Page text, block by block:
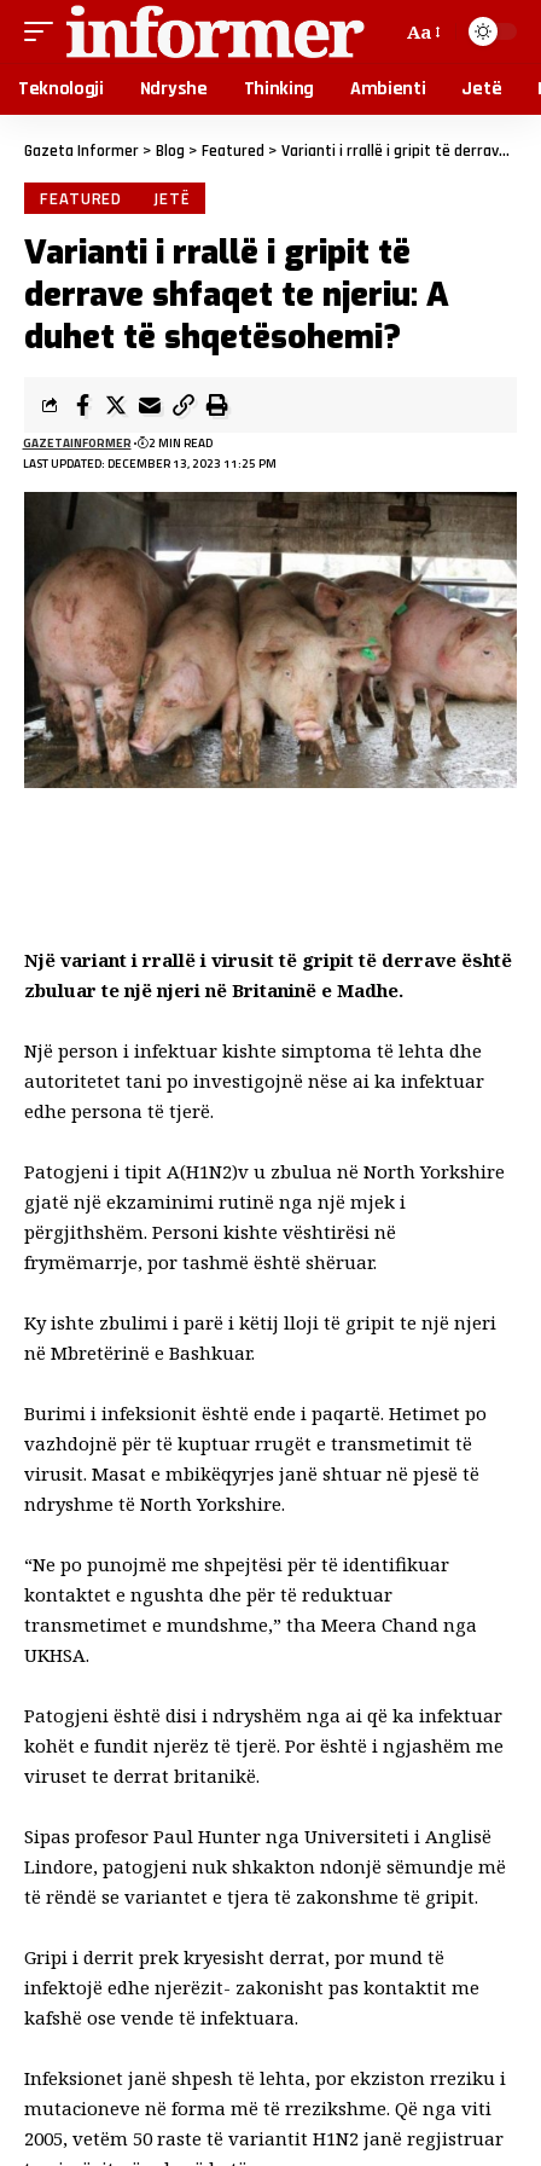
Aa
Teknologji Ndryshe Thinking Ambienti Jetë
Gazeta Informer > Blog > Featured > Varianti i rrallë i gripit të derrave shfaqet te njeriu: A duhet të shqetësohemi?
FEATURED JETË
Varianti i rrallë i gripit të
derrave shfaqet te njeriu: A
duhet të shqetësohemi?
LAST UPDATED: DECEMBER 13, 2023 11:25 PM
GAZETAINFORMER 2 MIN READ
Një variant i rrallë i virusit të gripit të derrave është
zbuluar te një njeri në Britaninë e Madhe.
Një person i infektuar kishte simptoma të lehta dhe
autoritetet tani po investigojnë nëse ai ka infektuar
edhe persona të tjerë.
Patogjeni i tipit A(H1N2)v u zbulua në North Yorkshire
gjatë një ekzaminimi rutinë nga një mjek i
përgjithshëm. Personi kishte vështirësi në
frymëmarrje, por tashmë është shëruar.
Ky ishte zbulimi i parë i këtij lloji të gripit te një njeri
në Mbretërinë e Bashkuar.
Burimi i infeksionit është ende i paqartë. Hetimet po
vazhdojnë për të kuptuar rrugët e transmetimit të
virusit. Masat e mbikëqyrjes janë shtuar në pjesë të
ndryshme të North Yorkshire.
“Ne po punojmë me shpejtësi për të identifikuar
kontaktet e ngushta dhe për të reduktuar
transmetimet e mundshme,” tha Meera Chand nga
UKHSA.
Patogjeni është disi i ndryshëm nga ai që ka infektuar
kohët e fundit njerëz të tjerë. Por është i ngjashëm me
viruset te derrat britanikë.
Sipas profesor Paul Hunter nga Universiteti i Anglisë
Lindore, patogjeni nuk shkakton ndonjë sëmundje më
të rëndë se variantet e tjera të zakonshme të gripit.
Gripi i derrit prek kryesisht derrat, por mund të
infektojë edhe njerëzit- zakonisht pas kontaktit me
kafshë ose vende të infektuara.
Infeksionet janë shpesh të lehta, por ekziston rreziku i
mutacioneve në forma më të rrezikshme. Që nga viti
2005, vetëm 50 raste të variantit H1N2 janë regjistruar